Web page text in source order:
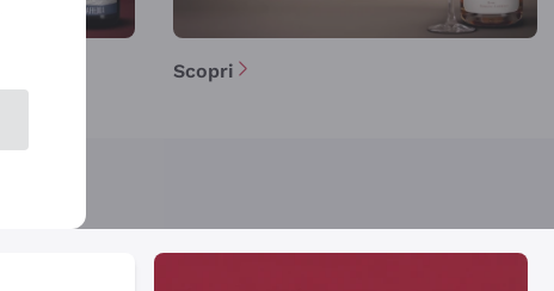
Scopri